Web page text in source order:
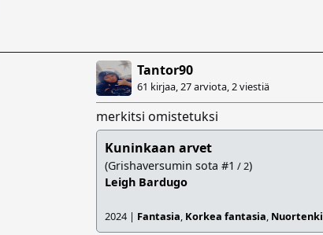
Tantor90
61 kirjaa, 27 arviota, 2 viestiä
merkitsi omistetuksi
Kuninkaan arvet
(Grishaversumin sota #1 / 2)
Leigh Bardugo
2024 | Fantasia Korkea fantasia